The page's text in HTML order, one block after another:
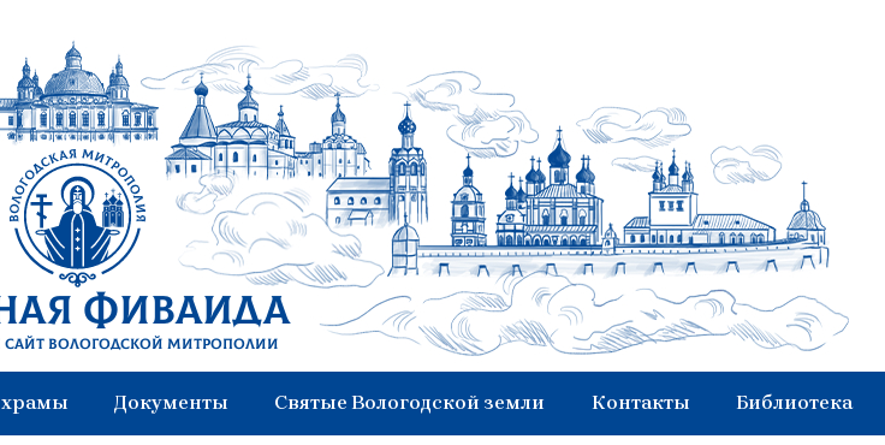
Фиваида
Вологодской митрополии
Документы Святые Вологодской земли Контакты Библиотека